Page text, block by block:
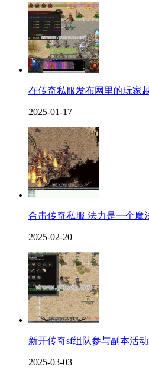
在传奇私服发布网里的玩家
2025-01-17
合击传奇私服 法力是一个魔
2025-02-20
新开传奇sf组队参与副本活
2025-03-03